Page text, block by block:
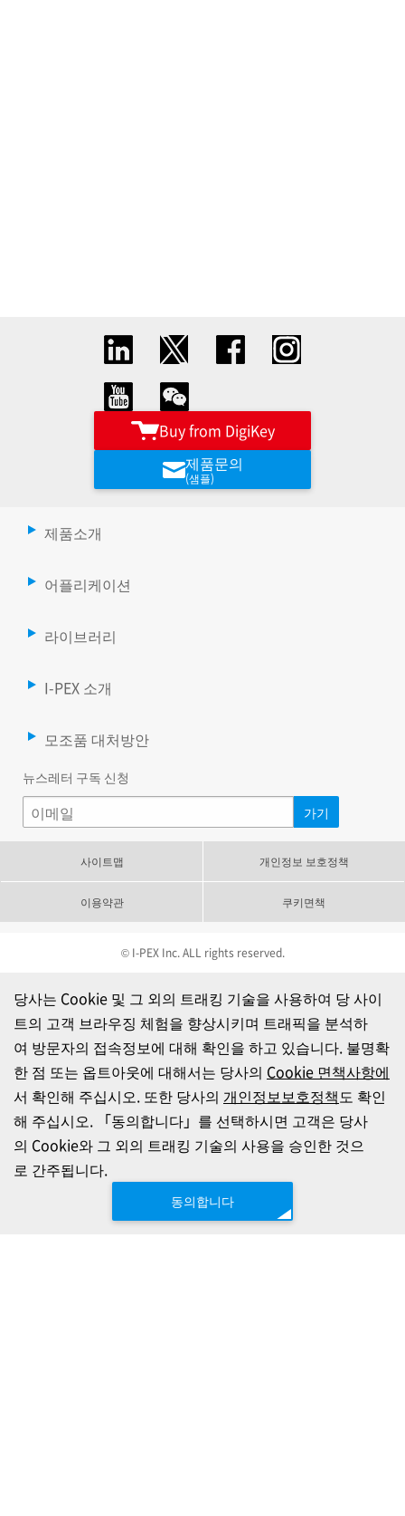
Buy from DigiKey
제품문의
(샘플)
제품소개
어플리케이션
라이브러리
I-PEX 소개
모조품 대처방안
뉴스레터 구독 신청
사이트맵 개인정보 보호정책
이용약관 쿠키면책
© I-PEX Inc. ALL rights reserved.
당사는 Cookie 및 그 외의 트래킹 기술을 사용하여 당 사이
트의 고객 브라우징 체험을 향상시키며 트래픽을 분석하
여 방문자의 접속정보에 대해 확인을 하고 있습니다. 불명확
한 점 또는 옵트아웃에 대해서는 당사의 Cookie 면책사항에
서 확인해 주십시오. 또한 당사의 개인정보보호정책도 확인
해 주십시오. 「동의합니다」를 선택하시면 고객은 당사
의 Cookie와 그 외의 트래킹 기술의 사용을 승인한 것으
로 간주됩니다.
동의합니다